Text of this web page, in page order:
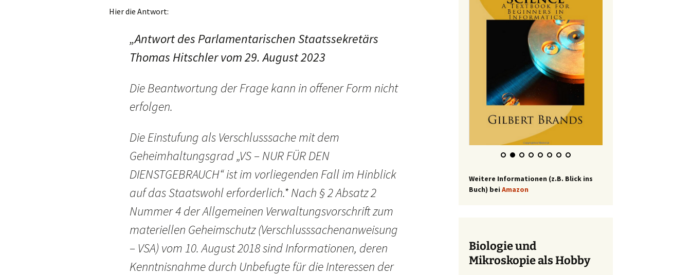
Hier die Antwort:
„Antwort des Parlamentarischen Staatssekretärs
Thomas Hitschler vom 29. August 2023
Die Beantwortung der Frage kann in offener Form nicht
erfolgen.
Die Einstufung als Verschlusssache mit dem
Geheimhaltungsgrad „VS – NUR FÜR DEN
DIENSTGEBRAUCH“ ist im vorliegenden Fall im Hinblick
auf das Staatswohl erforderlich.* Nach § 2 Absatz 2
Nummer 4 der Allgemeinen Verwaltungsvorschrift zum
materiellen Geheimschutz (Verschlusssachenanweisung
– VSA) vom 10. August 2018 sind Informationen, deren
Kenntnisnahme durch Unbefugte für die Interessen der
Weitere Informationen (z.B. Blick ins
Buch) bei Amazon
Biologie und
Mikroskopie als Hobby